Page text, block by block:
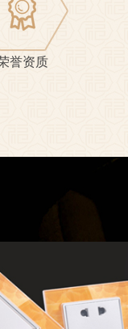
誉资质